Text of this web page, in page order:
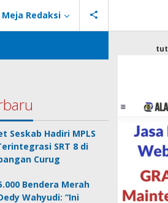
Meja Redaksi
Seskab Hadiri MPLS
SRT 8 di
Curug
Bendera Merah
Wahyudi: “Ini